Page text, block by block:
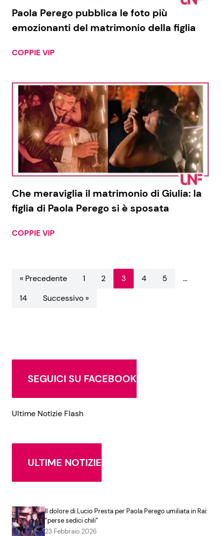
Paola Perego pubblica le foto più
emozionanti del matrimonio della figlia
COPPIE VIP
Che meraviglia il matrimonio di Giulia: la
figlia di Paola Perego si è sposata
COPPIE VIP
« Precedente 1 2 3 4 5
…
14
Successivo »
SEGUICI SU FACEBOOK
Ultime Notizie Flash
ULTIME NOTIZIE
Il dolore di Lucio Presta per Paola Perego umiliata in Rai:
“perse sedici chili”
23 Febbraio 2026